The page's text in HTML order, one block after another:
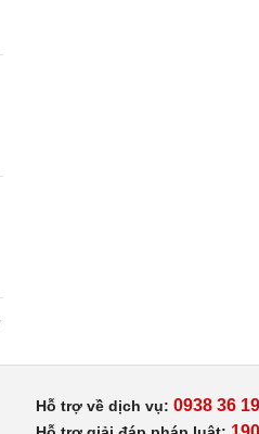
Hỗ trợ về dịch vụ: 0938 36